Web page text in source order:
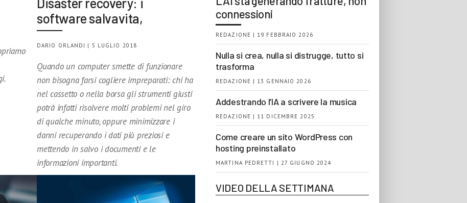
software salvavita,
DARIO ORLANDI | 5 LUGLIO 2018
Quando un computer smette di funzionare
non bisogna farsi cogliere impreparati: chi ha
nel cassetto o nella borsa gli strumenti giusti
potrà infatti risolvere molti problemi nel giro
di qualche minuto, oppure minimizzare i
danni recuperando i dati più preziosi e
mettendo in salvo i documenti e le
informazioni importanti.
connessioni
REDAZIONE | 19 FEBBRAIO 2026
Nulla si crea, nulla si distrugge, tutto si
trasforma
REDAZIONE | 13 GENNAIO 2026
Addestrando l’IA a scrivere la musica
REDAZIONE | 11 DICEMBRE 2025
Come creare un sito WordPress con
hosting preinstallato
MARTINA PEDRETTI | 27 GIUGNO 2024
VIDEO DELLA SETTIMANA